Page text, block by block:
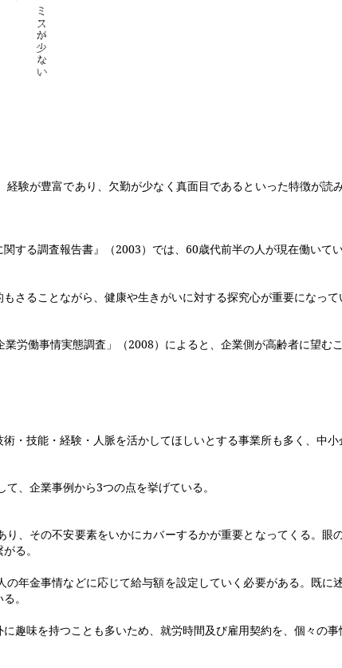
験が豊富であり、欠勤が少なく真面目であるといった特徴が
する調査報告書』（2003）では、 60歳代前半の人が現在働いて
ることながら、健康や生きがいに対する探究心が重要になって
労働事情実態調査」（2008）によると、企業側が高齢者に望む
技能・経験・人脈を活かしてほしいとする事業所も多く、中小
て、企業事例から3つの点を挙げている。
、その不安要素をいかにカバーするかが重要となってくる。
る。
年金事情などに応じて給与額を設定していく必要がある。既
。
味を持つことも多いため、就労時間及び雇用契約を、個々の事